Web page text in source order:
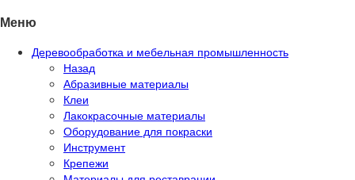
Меню
Деревообработка и мебельная промышленность
Назад
Абразивные материалы
Клеи
Лакокрасочные материалы
Оборудование для покраски
Инструмент
Крепежи